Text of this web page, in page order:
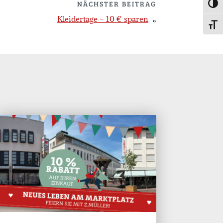
NÄCHSTER BEITRAG
Kleidertage – 10 € sparen